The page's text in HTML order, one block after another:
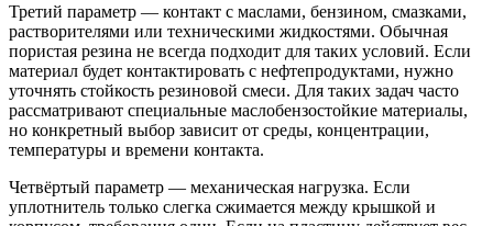
Третий параметр — контакт с маслами, бензином, смазками,
растворителями или техническими жидкостями. Обычная
пористая резина не всегда подходит для таких условий. Если
материал будет контактировать с нефтепродуктами, нужно
уточнять стойкость резиновой смеси. Для таких задач часто
рассматривают специальные маслобензостойкие материалы,
но конкретный выбор зависит от среды, концентрации,
температуры и времени контакта.
Четвёртый параметр — механическая нагрузка. Если
уплотнитель только слегка сжимается между крышкой и